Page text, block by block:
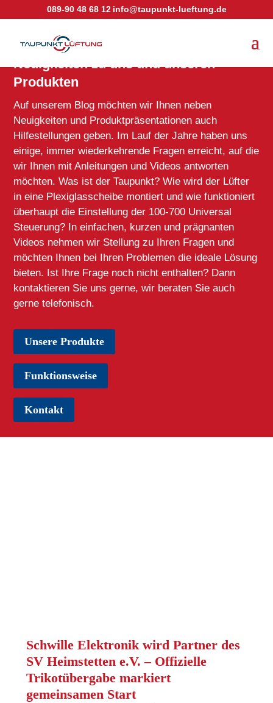
089-90 48 68 12 info@taupunkt-lueftung.de
Neuigkeiten zu uns und unseren
Produkten
Auf unserem Blog möchten wir Ihnen neben
Neuigkeiten und Produktpräsentationen auch
Hilfestellungen geben. Im Lauf der Jahre haben uns
einige, immer wiederkehrende Fragen erreicht, auf die
wir Ihnen mit Anleitungen und Videos antworten
möchten. Was ist der Taupunkt? Wie wird der Lüfter
in eine Plexiglasscheibe montiert und wie funktioniert
überhaupt die Einstellung der 100-700 Universal
Steuerung? In einfachen, kurzen und prägnanten
Videos nehmen wir Stellung zu Ihren Fragen und
möchten Ihnen bei Ihren Problemen die ideale Lösung
bieten. Ist Ihre Frage noch nicht enthalten? Dann
kontaktieren Sie uns gerne, wir beraten Sie auch
gerne telefonisch.
Unsere Produkte
Funktionsweise
Kontakt
Schwille Elektronik wird Partner des
SV Heimstetten e.V. – Offizielle
Trikotübergabe markiert
gemeinsamen Start